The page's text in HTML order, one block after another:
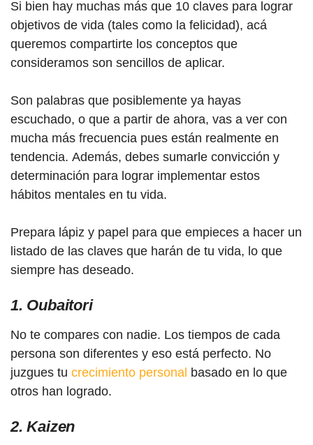
Si bien hay muchas más que 10 claves para lograr
objetivos de vida (tales como la felicidad), acá
queremos compartirte los conceptos que
consideramos son sencillos de aplicar.
Son palabras que posiblemente ya hayas
escuchado, o que a partir de ahora, vas a ver con
mucha más frecuencia pues están realmente en
tendencia. Además, debes sumarle convicción y
determinación para lograr implementar estos
hábitos mentales en tu vida.
Prepara lápiz y papel para que empieces a hacer un
listado de las claves que harán de tu vida, lo que
siempre has deseado.
1. Oubaitori
No te compares con nadie. Los tiempos de cada
persona son diferentes y eso está perfecto. No
juzgues tu crecimiento personal basado en lo que
otros han logrado.
2. Kaizen